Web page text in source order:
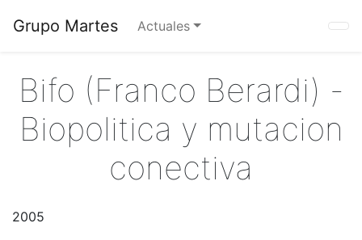
Grupo Martes Actuales
Bifo (Franco Berardi) -
Biopolitica y mutacion
conectiva
2005